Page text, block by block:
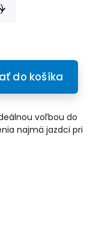
do košíka
voľbou do
najmä jazdci pri